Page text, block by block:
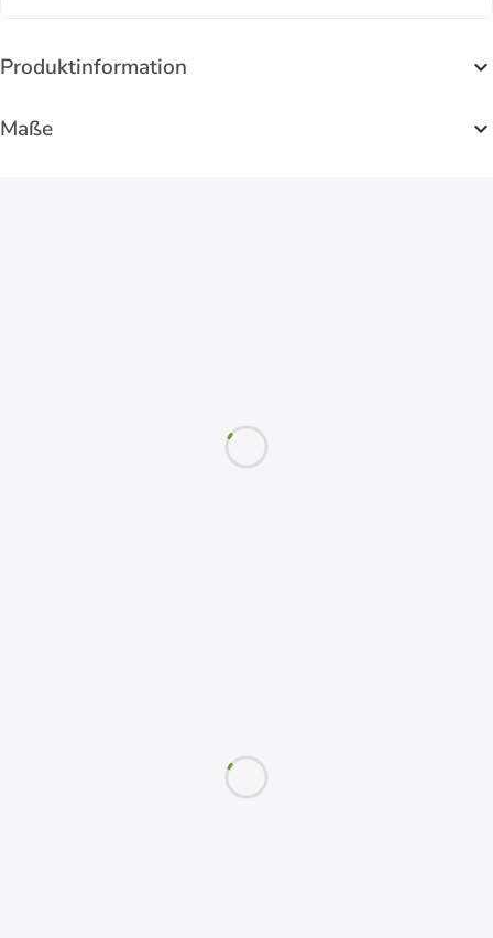
Produktinformation
Maße